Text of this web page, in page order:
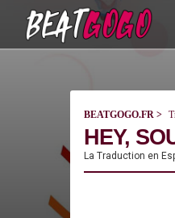
BEATGOGO.FR
HEY,
La Traduction en